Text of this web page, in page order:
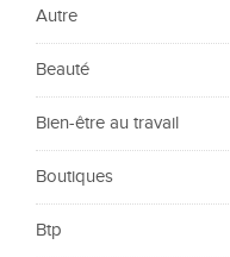
Autre
Beauté
Bien-être au travail
Boutiques
Btp